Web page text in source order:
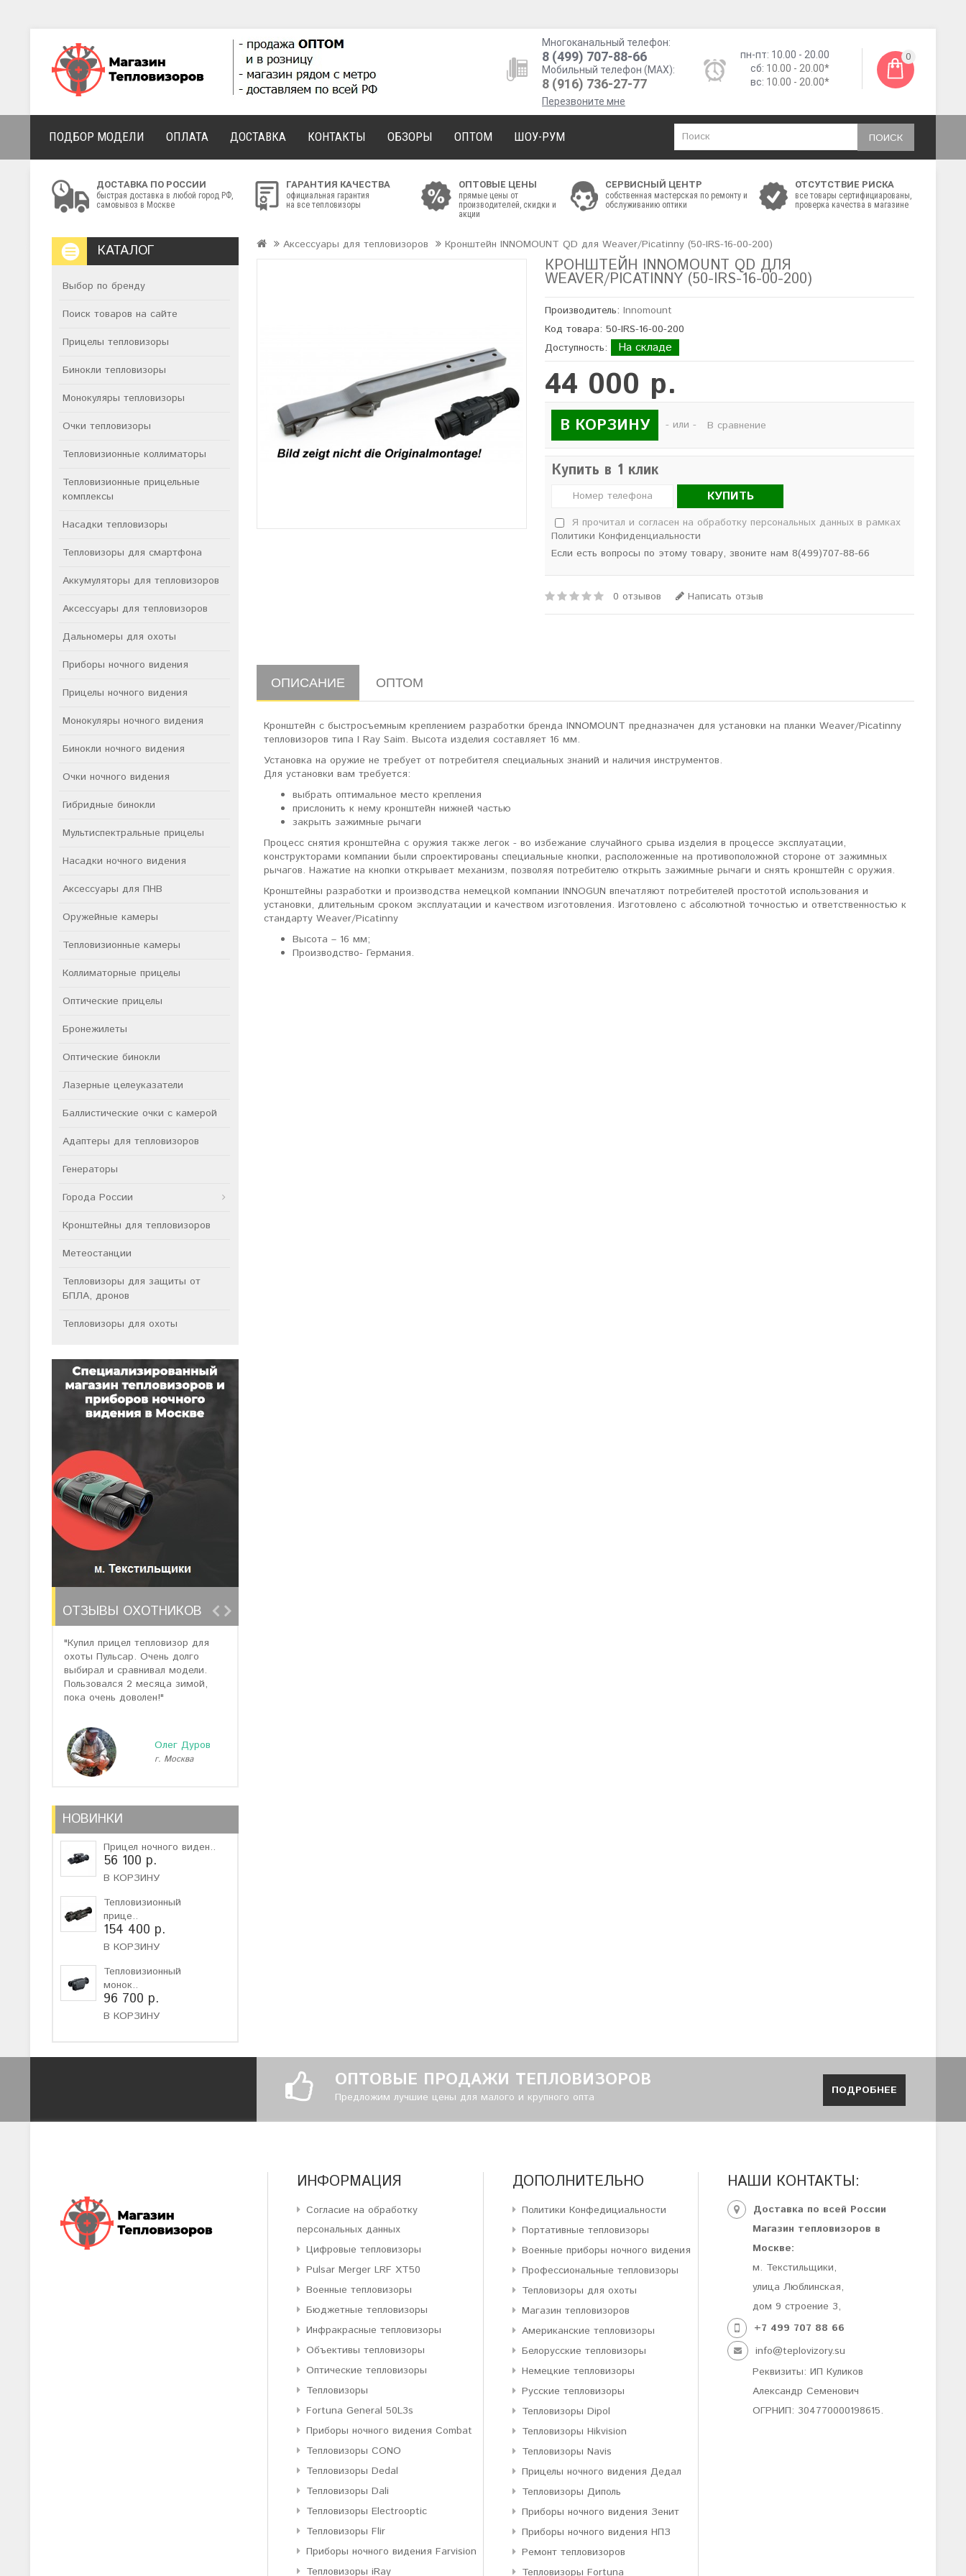
Многоканальный телефон:
8 (499) 707-88-66
Мобильный телефон (MAX):
8 (916) 736-27-77
Перезвоните мне
пн-пт: 10.00 - 20.00
сб: 10.00 - 20.00*
вс: 10.00 - 20.00*
0
ПОИСК
ПОДБОР МОДЕЛИ ОПЛАТА ДОСТАВКА КОНТАКТЫ ОБЗОРЫ ОПТОМ ШОУ-РУМ
ДОСТАВКА ПО РОССИИ
быстрая доставка в любой город РФ,
самовывоз в Москве
ГАРАНТИЯ КАЧЕСТВА
официальная гарантия
на все тепловизоры
ОПТОВЫЕ ЦЕНЫ
прямые цены от
производителей, скидки и
акции
СЕРВИСНЫЙ ЦЕНТР
собственная мастерская по ремонту и
обслуживанию оптики
ОТСУТСТВИЕ РИСКА
все товары сертифициарованы,
проверка качества в магазине
КАТАЛОГ
Выбор по бренду
Поиск товаров на сайте
Прицелы тепловизоры
Бинокли тепловизоры
Монокуляры тепловизоры
Очки тепловизоры
Тепловизионные коллиматоры
Тепловизионные прицельные
комплексы
Насадки тепловизоры
Тепловизоры для смартфона
Аккумуляторы для тепловизоров
Аксессуары для тепловизоров
Дальномеры для охоты
Приборы ночного видения
Прицелы ночного видения
Монокуляры ночного видения
Бинокли ночного видения
Очки ночного видения
Гибридные бинокли
Мультиспектральные прицелы
Насадки ночного видения
Аксессуары для ПНВ
Оружейные камеры
Тепловизионные камеры
Коллиматорные прицелы
Оптические прицелы
Бронежилеты
Оптические бинокли
Лазерные целеуказатели
Баллистические очки с камерой
Адаптеры для тепловизоров
Генераторы
Города России
Кронштейны для тепловизоров
Метеостанции
Тепловизоры для защиты от
БПЛА, дронов
Тепловизоры для охоты
ОТЗЫВЫ ОХОТНИКОВ
"Купил прицел тепловизор для
охоты Пульсар. Очень долго
выбирал и сравнивал модели.
Пользовался 2 месяца зимой,
пока очень доволен!"
Олег Дуров
г. Москва
НОВИНКИ
Прицел ночного виден..
56 100 р.
В КОРЗИНУ
Тепловизионный
прице..
154 400 р.
В КОРЗИНУ
Тепловизионный
монок..
96 700 р.
В КОРЗИНУ
Аксессуары для тепловизоров Кронштейн INNOMOUNT QD для Weaver/Picatinny (50-IRS-16-00-200)
КРОНШТЕЙН INNOMOUNT QD ДЛЯ
WEAVER/PICATINNY (50-IRS-16-00-200)
Производитель:Innomount
Код товара: 50-IRS-16-00-200
Доступность:
На складе
44 000 р.
В КОРЗИНУ - или - В сравнение
Купить в 1 клик
КУПИТЬ
Я прочитал и согласен на обработку персональных данных в рамках
Политики Конфиденциальности
Если есть вопросы по этому товару, звоните нам 8(499)707-88-66
0 отзывов Написать отзыв
ОПИСАНИЕ ОПТОМ
Кронштейн с быстросъемным креплением разработки бренда INNOMOUNT предназначен для установки на планки Weaver/Picatinny
тепловизоров типа I Ray Saim. Высота изделия составляет 16 мм.
Установка на оружие не требует от потребителя специальных знаний и наличия инструментов.
Для установки вам требуется:
выбрать оптимальное место крепления
прислонить к нему кронштейн нижней частью
закрыть зажимные рычаги
Процесс снятия кронштейна с оружия также легок - во избежание случайного срыва изделия в процессе эксплуатации,
конструкторами компании были спроектированы специальные кнопки, расположенные на противоположной стороне от зажимных
рычагов. Нажатие на кнопки открывает механизм, позволяя потребителю открыть зажимные рычаги и снять кронштейн с оружия.
Кронштейны разработки и производства немецкой компании INNOGUN впечатляют потребителей простотой использования и
установки, длительным сроком эксплуатации и качеством изготовления. Изготовлено с абсолютной точностью и ответственностью к
стандарту Weaver/Picatinny
Высота – 16 мм;
Производство- Германия.
ОПТОВЫЕ ПРОДАЖИ ТЕПЛОВИЗОРОВ
Предложим лучшие цены для малого и крупного опта ПОДРОБНЕЕ
ИНФОРМАЦИЯ
Согласие на обработку
персональных данных
Цифровые тепловизоры
Pulsar Merger LRF XT50
Военные тепловизоры
Бюджетные тепловизоры
Инфракрасные тепловизоры
Объективы тепловизоры
Оптические тепловизоры
Тепловизоры
Fortuna General 50L3s
Приборы ночного видения Combat
Тепловизоры CONO
Тепловизоры Dedal
Тепловизоры Dali
Тепловизоры Electrooptic
Тепловизоры Flir
Приборы ночного видения Farvision
Тепловизоры iRay
ДОПОЛНИТЕЛЬНО
Политики Конфедициальности
Портативные тепловизоры
Военные приборы ночного видения
Профессиональные тепловизоры
Тепловизоры для охоты
Магазин тепловизоров
Американские тепловизоры
Белорусские тепловизоры
Немецкие тепловизоры
Русские тепловизоры
Тепловизоры Dipol
Тепловизоры Hikvision
Тепловизоры Navis
Прицелы ночного видения Дедал
Тепловизоры Диполь
Приборы ночного видения Зенит
Приборы ночного видения НПЗ
Ремонт тепловизоров
Тепловизоры Fortuna
НАШИ КОНТАКТЫ:
Доставка по всей России
Магазин тепловизоров в
Москве:
м. Текстильщики,
улица Люблинская,
дом 9 строение 3,
+7 499 707 88 66
info@teplovizory.su
Реквизиты: ИП Куликов
Александр Семенович
ОГРНИП: 304770000198615.